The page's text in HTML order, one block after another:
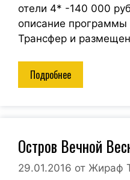
отели 4* -140 000
описание
Трансфер и
Подробнее
Остров Вечной
29.01.2016 от Жираф